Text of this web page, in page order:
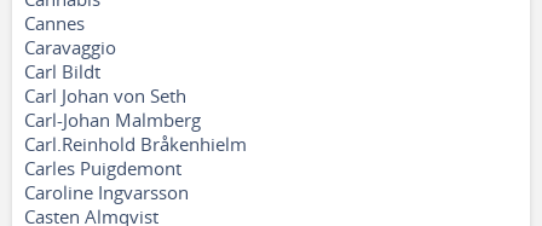
Cannes
Caravaggio
Carl Bildt
Carl Johan von Seth
Carl-Johan Malmberg
Carl.Reinhold Bråkenhielm
Carles Puigdemont
Caroline Ingvarsson
Casten Almqvist